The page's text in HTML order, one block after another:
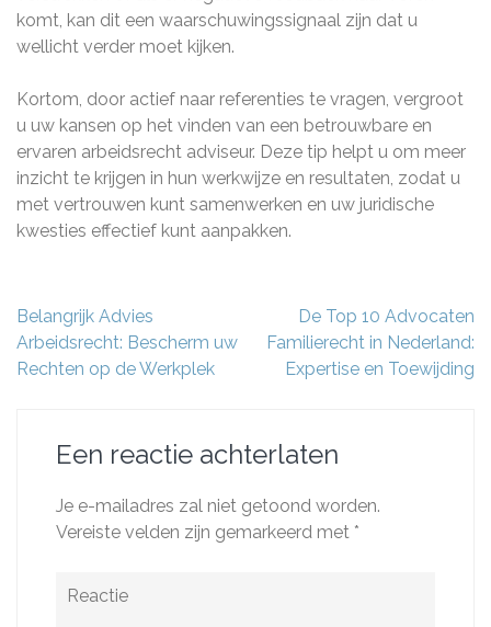
komt, kan dit een waarschuwingssignaal zijn dat u
wellicht verder moet kijken.
Kortom, door actief naar referenties te vragen, vergroot
u uw kansen op het vinden van een betrouwbare en
ervaren arbeidsrecht adviseur. Deze tip helpt u om meer
inzicht te krijgen in hun werkwijze en resultaten, zodat u
met vertrouwen kunt samenwerken en uw juridische
kwesties effectief kunt aanpakken.
Berichtnavigatie
Belangrijk Advies
Arbeidsrecht: Bescherm uw
Rechten op de Werkplek
De Top 10 Advocaten
Familierecht in Nederland:
Expertise en Toewijding
Een reactie achterlaten
Je e-mailadres zal niet getoond worden.
Vereiste velden zijn gemarkeerd met *
Reactie